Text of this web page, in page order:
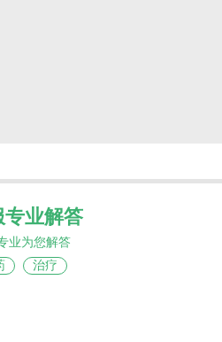
专业解答
业为您解答
治疗